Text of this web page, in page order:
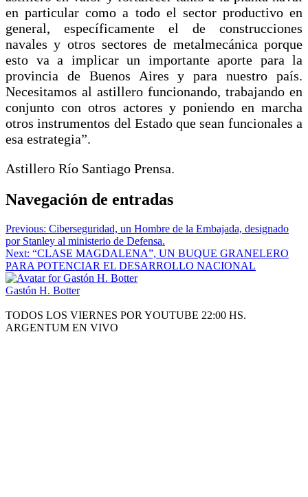
en particular como a todo el sector productivo en
general, específicamente el de construcciones
navales y otros sectores de metalmecánica porque
esto va a implicar un importante aporte para la
provincia de Buenos Aires y para nuestro país.
Necesitamos al astillero funcionando, trabajando en
conjunto con otros actores y poniendo en marcha
otros instrumentos del Estado que sean funcionales a
esa estrategia”.
Astillero Río Santiago Prensa.
Navegación de entradas
Previous: Ciberseguridad, un Hombre de la Embajada, designado
por Stanley al ministerio de Defensa.
Next: “CLASE MAGDALENA”, UN BUQUE GRANELERO
PARA POTENCIAR EL DESARROLLO NACIONAL
Gastón H. Botter
TODOS LOS VIERNES POR YOUTUBE 22:00 HS.
ARGENTUM EN VIVO